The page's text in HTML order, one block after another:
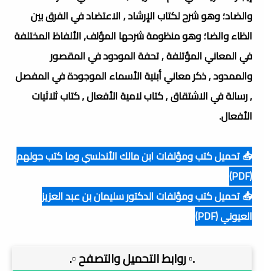
والضاد؛ وهو شرح لكتاب الإرشاد , الاعتضاد في الفرق بين
الظاء والضا؛ وهو منظومة شرحها المؤلف, الألفاظ المختلفة
في المعاني المؤتلفة , تحفة المودود في المقصور
والممدود , ذكر معاني أبنية الأسماء الموجودة في المفصل
, رسالة في الاشتقاق , كتاب لامية الأفعال , كتاب ثلاثيات
الأفعال.
📥 تحميل كتب ومؤلفات ابن مالك الأندلسي وما كتب حولهم
(PDF)
📥 تحميل كتب ومؤلفات الدكتور سليمان بن عبد العزيز
العيوني (PDF)
.▫️ روابط التحميل والتصفح ▫️.